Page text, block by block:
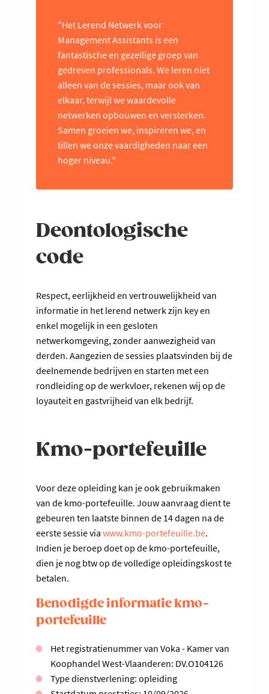
"Het Lerend Netwerk voor
Management Assistants is een
fantastische en gezellige groep van
gedreven professionals. We leren niet
alleen van de sessies, maar ook van
elkaar, terwijl we waardevolle
netwerken opbouwen en versterken.
Samen groeien we, inspireren we, en
tillen we onze vaardigheden naar een
hoger niveau."
Deontologische
code
Respect, eerlijkheid en vertrouwelijkheid van
informatie in het lerend netwerk zijn key en
enkel mogelijk in een gesloten
netwerkomgeving, zonder aanwezigheid van
derden. Aangezien de sessies plaatsvinden bij de
deelnemende bedrijven en starten met een
rondleiding op de werkvloer, rekenen wij op de
loyauteit en gastvrijheid van elk bedrijf.
Kmo-portefeuille
Voor deze opleiding kan je ook gebruikmaken
van de kmo-portefeuille. Jouw aanvraag dient te
gebeuren ten laatste binnen de 14 dagen na de
eerste sessie via www.kmo-portefeuille.be.
Indien je beroep doet op de kmo-portefeuille,
dien je nog btw op de volledige opleidingskost te
betalen.
Benodigde informatie kmo-
portefeuille
Het registratienummer van Voka - Kamer van
Koophandel West-Vlaanderen: DV.O104126
Type dienstverlening: opleiding